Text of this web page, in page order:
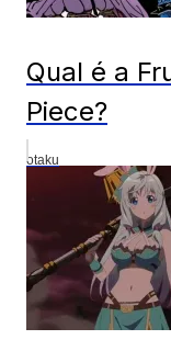
Qual é a
Piece?
otaku